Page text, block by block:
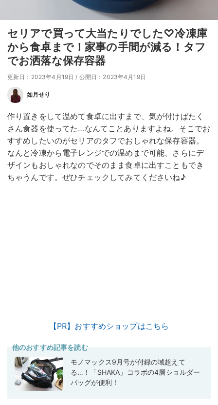
セリアで買って大当たりでした♡冷凍庫
から食卓まで！家事の手間が減る！タフ
でお洒落な保存容器
更新日：2023年4月19日 / 公開日：2023年4月19日
如月せり
作り置きをして温めて食卓に出すまで、気が付けばたく
さん食器を使ってた…なんてことありますよね。そこでお
すすめしたいのがセリアのタフでおしゃれな保存容器。
なんと冷凍から電子レンジでの温めまで可能、さらにデ
ザインもおしゃれなのでそのまま食卓に出すこともでき
ちゃうんです。ぜひチェックしてみてくださいね♪
【PR】おすすめショップはこちら
他のおすすめ記事を読む
モノマックス9月号が付録の域超えて
る…！「SHAKA」コラボの4層ショルダー
バッグが便利！